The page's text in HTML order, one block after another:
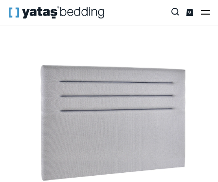
Anasayfa Baza & Başlık Baza & Başlık Supreme Pedic